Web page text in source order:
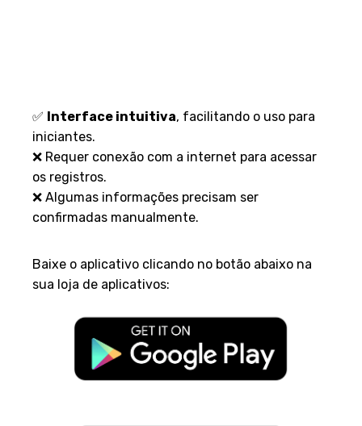
✅ Interface intuitiva, facilitando o uso para
iniciantes.
❌ Requer conexão com a internet para acessar
os registros.
❌ Algumas informações precisam ser
confirmadas manualmente.
Baixe o aplicativo clicando no botão abaixo na
sua loja de aplicativos: